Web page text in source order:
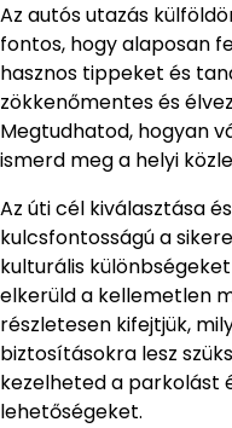
Az autós utazás
fontos, hogy alaposan
hasznos tippeket és
zökkenőmentes és
Megtudhatod, hogyan
ismerd meg a helyi
Az úti cél kiválasztása
kulcsfontosságú a
kulturális
elkerüld a kellemetlen
részletesen kifejtjük,
biztosításokra lesz
kezelheted a parkolást
lehetőségeket.